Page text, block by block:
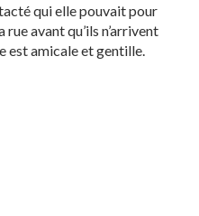
qui elle pouvait pour
avant qu’ils n’arrivent
est amicale et gentille.